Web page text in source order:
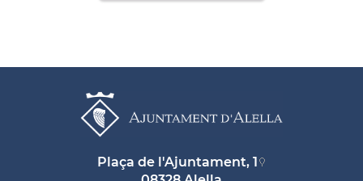
Plaça de l'Ajuntament, 1